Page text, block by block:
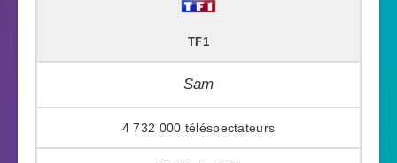
TF1
Sam
4 732 000